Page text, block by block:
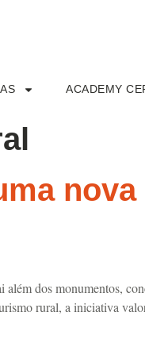
ACADEMY
dos monumentos,
rural, a iniciativa